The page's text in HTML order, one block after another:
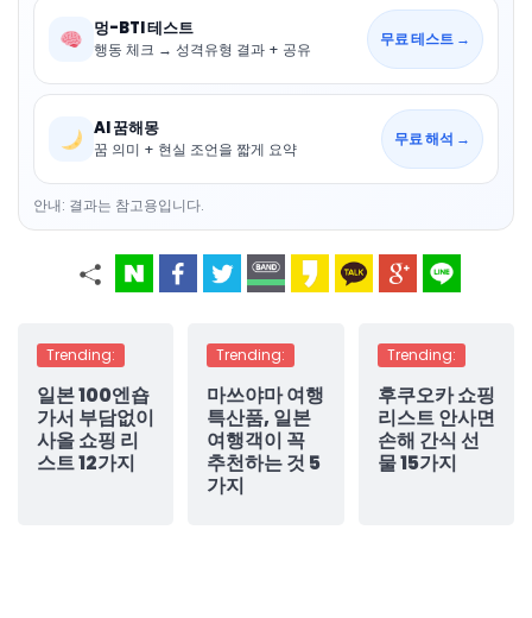
멍-BTI 테스트
행동 체크 → 성격유형 결과 + 공유
무료 테스트 →
AI 꿈해몽
꿈 의미 + 현실 조언을 짧게 요약
무료 해석 →
안내: 결과는 참고용입니다.
Trending:
일본 100엔숍
가서 부담없이
사올 쇼핑 리
스트 12가지
Trending:
마쓰야마 여행
특산품, 일본
여행객이 꼭
추천하는 것 5
가지
Trending:
후쿠오카 쇼핑
리스트 안사면
손해 간식 선
물 15가지